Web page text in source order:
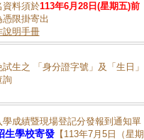
料須於113年6月28日(星期五)前
憑限掛寄出
說明手冊
生之 「身分證字號」及「生日」
詢
學成績暨現場登記分發報到通知單
生學校寄發【113年7月5日（星期